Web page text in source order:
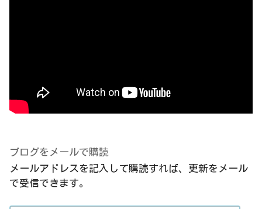
ブログをメールで購読
メールアドレスを記入して購読すれば、更新をメール
で受信できます。